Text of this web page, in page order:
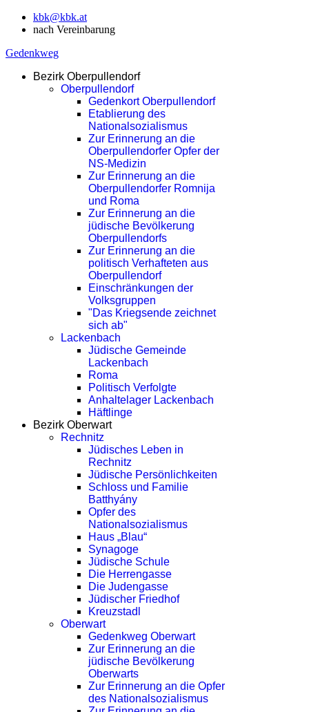
kbk@kbk.at
nach Vereinbarung
Gedenkweg
Bezirk Oberpullendorf
Oberpullendorf
Gedenkort Oberpullendorf
Etablierung des
Nationalsozialismus
Zur Erinnerung an die
Oberpullendorfer Opfer der
NS-Medizin
Zur Erinnerung an die
Oberpullendorfer Romnija
und Roma
Zur Erinnerung an die
jüdische Bevölkerung
Oberpullendorfs
Zur Erinnerung an die
politisch Verhafteten aus
Oberpullendorf
Einschränkungen der
Volksgruppen
"Das Kriegsende zeichnet
sich ab"
Lackenbach
Jüdische Gemeinde
Lackenbach
Roma
Politisch Verfolgte
Anhaltelager Lackenbach
Häftlinge
Bezirk Oberwart
Rechnitz
Jüdisches Leben in
Rechnitz
Jüdische Persönlichkeiten
Schloss und Familie
Batthyány
Opfer des
Nationalsozialismus
Haus „Blau“
Synagoge
Jüdische Schule
Die Herrengasse
Die Judengasse
Jüdischer Friedhof
Kreuzstadl
Oberwart
Gedenkweg Oberwart
Zur Erinnerung an die
jüdische Bevölkerung
Oberwarts
Zur Erinnerung an die Opfer
des Nationalsozialismus